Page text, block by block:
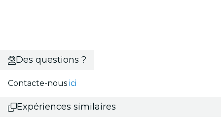
Des questions ?
Contacte-nous ici
Expériences similaires